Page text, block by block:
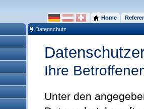
Home
Datenschutz
Ihre
Unter den